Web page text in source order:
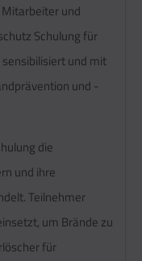
und
Schulung für
und mit
und -
die
und ihre
Teilnehmer
um Brände zu
für